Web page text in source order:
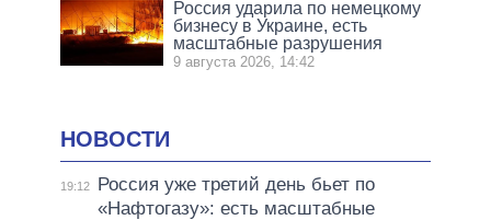
Россия ударила по немецкому
бизнесу в Украине, есть
масштабные разрушения
9 августа 2026, 14:42
НОВОСТИ
19:12
Россия уже третий день бьет по
«Нафтогазу»: есть масштабные